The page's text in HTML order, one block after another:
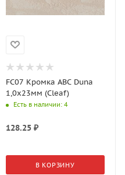
FC07 Кромка АВС Duna
1,0х23мм (Cleaf)
Есть в наличии: 4
128.25₽
В КОРЗИНУ